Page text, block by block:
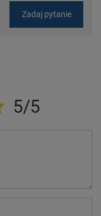
Zadaj pytanie
5/5